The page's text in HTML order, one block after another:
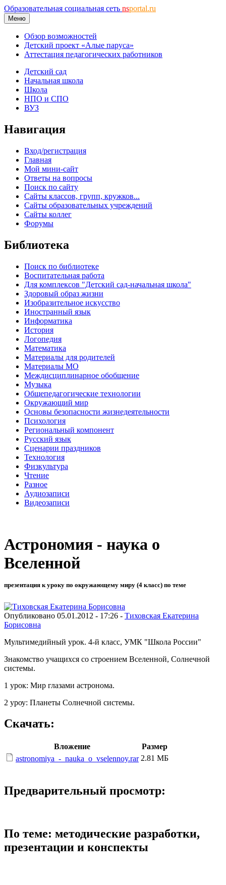
Образовательная социальная сеть nsportal.ru
Меню
Обзор возможностей
Детский проект «Алые паруса»
Аттестация педагогических работников
Детский сад
Начальная школа
Школа
НПО и СПО
ВУЗ
Навигация
Вход/регистрация
Главная
Мой мини-сайт
Ответы на вопросы
Поиск по сайту
Сайты классов, групп, кружков...
Сайты образовательных учреждений
Сайты коллег
Форумы
Библиотека
Поиск по библиотеке
Воспитательная работа
Для комплексов "Детский сад-начальная школа"
Здоровый образ жизни
Изобразительное искусство
Иностранный язык
Информатика
История
Логопедия
Математика
Материалы для родителей
Материалы МО
Междисциплинарное обобщение
Музыка
Общепедагогические технологии
Окружающий мир
Основы безопасности жизнедеятельности
Психология
Региональный компонент
Русский язык
Сценарии праздников
Технология
Физкультура
Чтение
Разное
Аудиозаписи
Видеозаписи
Астрономия - наука о
Вселенной
презентация к уроку по окружающему миру (4 класс) по теме
Опубликовано 05.01.2012 - 17:26 - Тиховская Екатерина
Борисовна
Мультимедийный урок. 4-й класс, УМК "Школа России"
Знакомство учащихся со строением Вселенной, Солнечной
системы.
1 урок: Мир глазами астронома.
2 уроу: Планеты Солнечной системы.
Скачать:
Вложение
Размер
astronomiya_-_nauka_o_vselennoy.rar 2.81 МБ
Предварительный просмотр:
По теме: методические разработки,
презентации и конспекты